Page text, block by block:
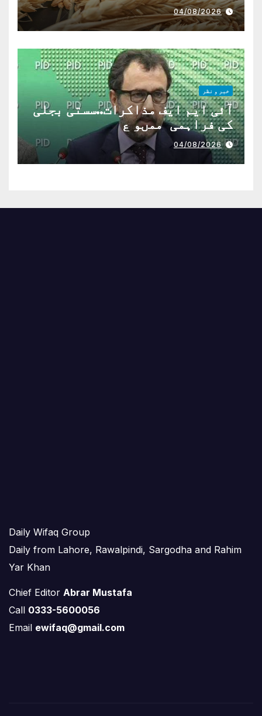
04/08/2026
خبر و نظر
آئی ایم ایف مذاکرات..سستی بجلی
کی فراہمی ممںو ع
04/08/2026
Daily Wifaq Group
Daily from Lahore, Rawalpindi, Sargodha and Rahim
Yar Khan
Chief Editor Abrar Mustafa
Call 0333-5600056
Email ewifaq@gmail.com